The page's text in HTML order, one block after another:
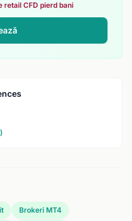
retail CFD pierd bani
Brokeri MT4